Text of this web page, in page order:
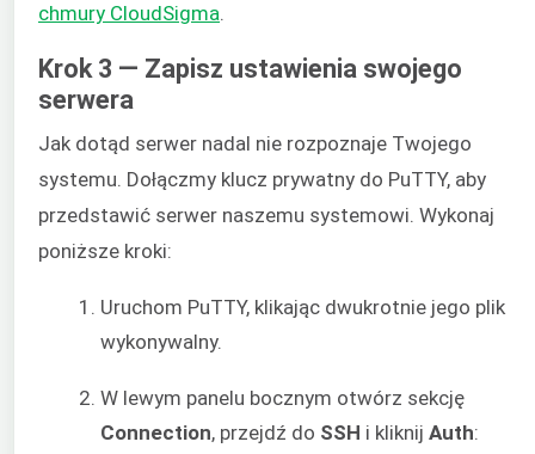
chmury CloudSigma.
Krok 3 — Zapisz ustawienia swojego
serwera
Jak dotąd serwer nadal nie rozpoznaje Twojego
systemu. Dołączmy klucz prywatny do PuTTY, aby
przedstawić serwer naszemu systemowi. Wykonaj
poniższe kroki:
Uruchom PuTTY, klikając dwukrotnie jego plik
wykonywalny.
W lewym panelu bocznym otwórz sekcję
Connection, przejdź do SSH i kliknij Auth: